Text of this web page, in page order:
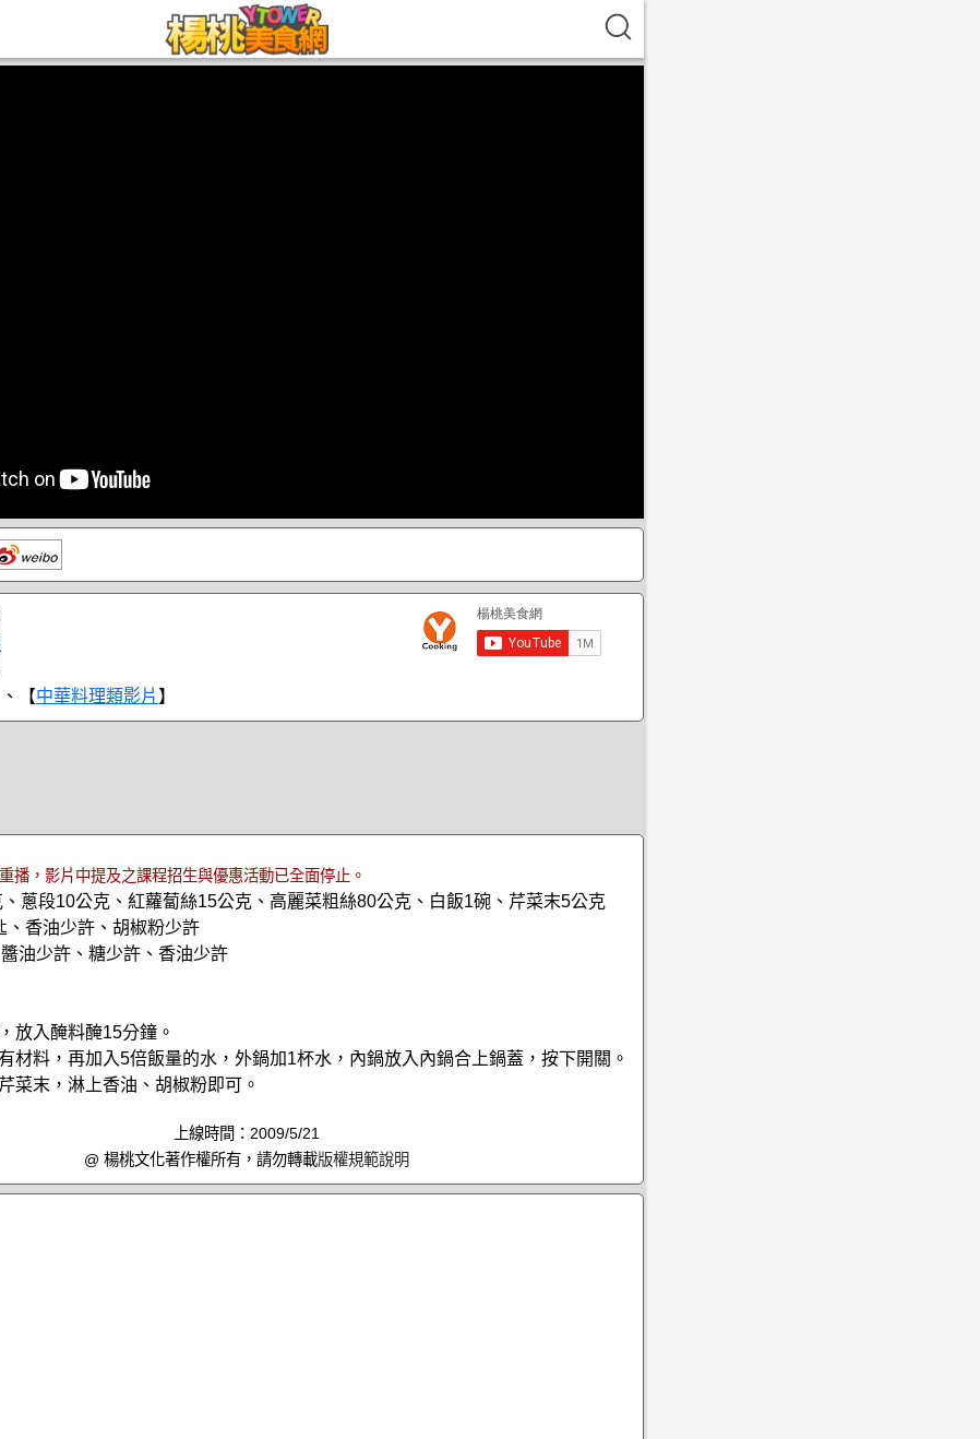
【中華料理類影片 】
播，影片中提及之課程招生與優惠活動已全面停止。
蔥段10公克、紅蘿蔔絲15公克、高麗菜粗絲80公克、白飯1碗、芹菜末5公克
、香油少許、胡椒粉少許
油少許、糖少許、香油少許
放入醃料醃15分鐘。
材料，再加入5倍飯量的水，外鍋加1杯水，內鍋放入內鍋合上鍋蓋，按下開關。
菜末，淋上香油、胡椒粉即可。
上線時間：2009/5/21
@ 楊桃文化著作權所有，請勿轉載版權規範說明